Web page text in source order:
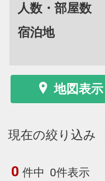
人数・部屋数
宿泊地
地図表示
現在の絞り込み
0 件中 0件表示